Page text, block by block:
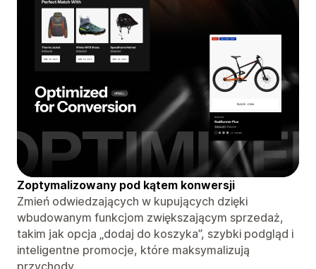
Zoptymalizowany pod kątem konwersji
Zmień odwiedzających w kupujących dzięki
wbudowanym funkcjom zwiększającym sprzedaż,
takim jak opcja „dodaj do koszyka”, szybki podgląd i
inteligentne promocje, które maksymalizują
przychody.